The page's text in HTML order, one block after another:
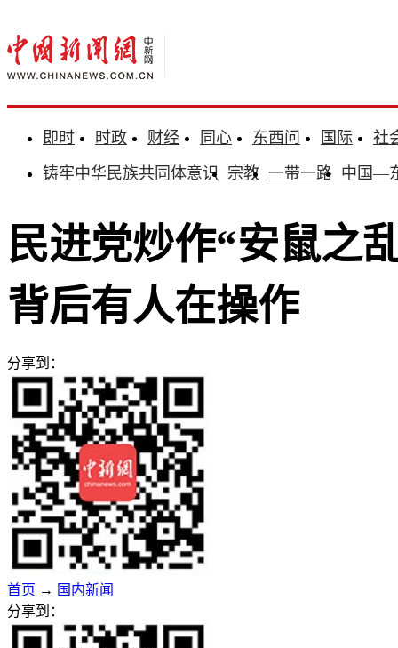
即时 时政 财经 同心 东西问 国际
社
铸牢中华民族共同体意识 宗教 一带一路 中国—
民进党炒作“安鼠之
背后有人在操作
分享到：
首页 → 国内新闻
分享到：